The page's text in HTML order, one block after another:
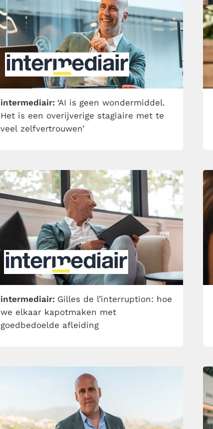
intermediair: ‘AI is geen wondermiddel.
Het is een overijverige stagiaire met te
veel zelfvertrouwen’
intermediair: Gilles de l’interruption: hoe
we elkaar kapotmaken met
goedbedoelde afleiding